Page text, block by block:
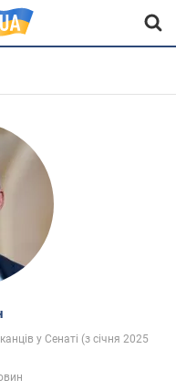
у Сенаті (з січня 2025